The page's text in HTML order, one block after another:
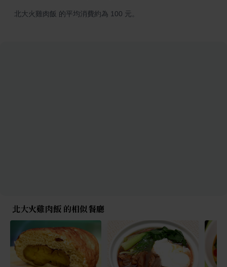
北大火雞肉飯 的平均消費約為 100 元。
北大火雞肉飯 的相似餐廳